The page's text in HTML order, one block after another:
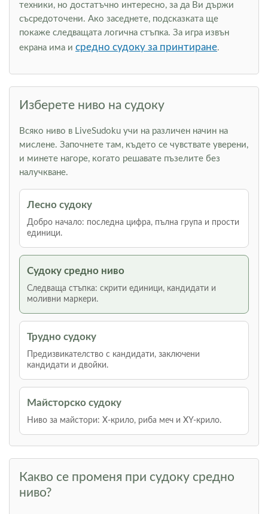
техники, но достатъчно интересно, за да Ви държи
съсредоточени. Ако заседнете, подсказката ще
покаже следващата логична стъпка. За игра извън
екрана има и средно судоку за принтиране.
Изберете ниво на судоку
Всяко ниво в LiveSudoku учи на различен начин на
мислене. Започнете там, където се чувствате уверени,
и минете нагоре, когато решавате пъзелите без
налучкване.
Лесно судоку
Добро начало: последна цифра, пълна група и прости
единици.
Судоку средно ниво
Следваща стъпка: скрити единици, кандидати и
моливни маркери.
Трудно судоку
Предизвикателство с кандидати, заключени
кандидати и двойки.
Майсторско судоку
Ниво за майстори: Х-крило, риба меч и XY-крило.
Какво се променя при судоку средно
ниво?